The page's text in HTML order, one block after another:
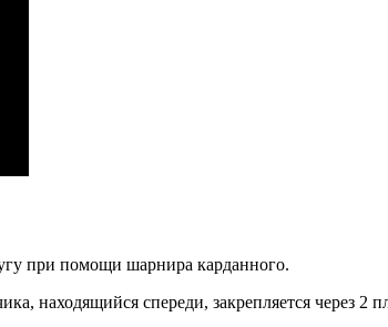
при помощи шарнира карданного.
находящийся спереди, закрепляется через 2